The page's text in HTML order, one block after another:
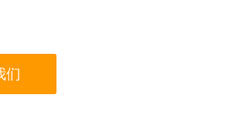
们